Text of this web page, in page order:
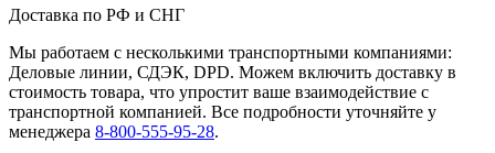
Доставка по РФ и СНГ
Мы работаем с несколькими транспортными компаниями:
Деловые линии, СДЭК, DPD. Можем включить доставку в
стоимость товара, что упростит ваше взаимодействие с
транспортной компанией. Все подробности уточняйте у
менеджера 8-800-555-95-28.